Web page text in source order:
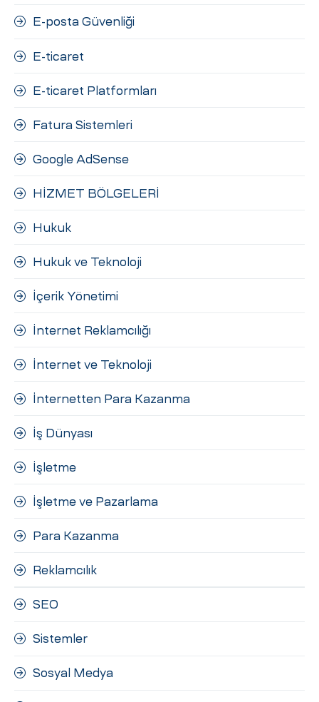
E-posta Güvenliği
E-ticaret
E-ticaret Platformları
Fatura Sistemleri
Google AdSense
HİZMET BÖLGELERİ
Hukuk
Hukuk ve Teknoloji
İçerik Yönetimi
İnternet Reklamcılığı
İnternet ve Teknoloji
İnternetten Para Kazanma
İş Dünyası
İşletme
İşletme ve Pazarlama
Para Kazanma
Reklamcılık
SEO
Sistemler
Sosyal Medya